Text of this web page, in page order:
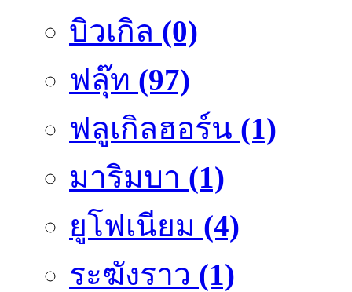
บิวเกิล (0)
ฟลุ๊ท (97)
ฟลูเกิลฮอร์น (1)
มาริมบา (1)
ยูโฟเนียม (4)
ระฆังราว (1)